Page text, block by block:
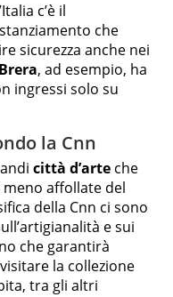
c’è il
che
sicurezza anche nei
, ad esempio, ha
ingressi solo su
la Cnn
città d’arte che
affollate del
della Cnn ci sono
e sui
che garantirà
la collezione
tra gli altri